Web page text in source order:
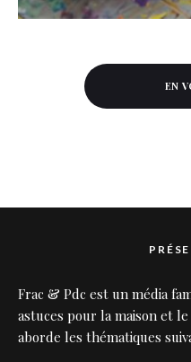
EN
Frac & Pdc est un média
astuces pour la maison et
aborde les thématiques